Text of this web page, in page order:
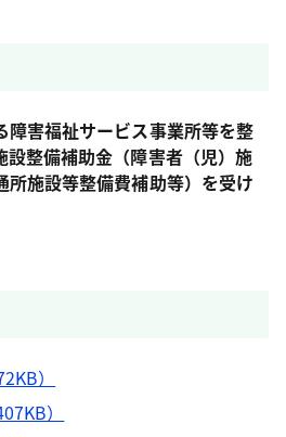
害福祉サービス事業所等を整
設整備補助金（障害者（児）施
所施設等整備費補助等）を受け
）
）